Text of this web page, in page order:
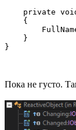
private
    {
    }
Пока не густо.